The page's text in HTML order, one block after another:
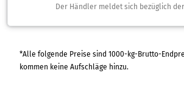
Der Händler meldet sich bezüglich
*Alle folgende Preise sind 1000-kg-Brutto-Endpreise inkl.
kommen keine Aufschläge hinzu.